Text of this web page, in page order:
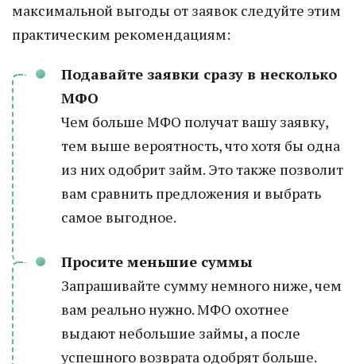
максимальной выгоды от заявок следуйте этим
практическим рекомендациям:
Подавайте заявки сразу в несколько
МФО
Чем больше МФО получат вашу заявку,
тем выше вероятность, что хотя бы одна
из них одобрит займ. Это также позволит
вам сравнить предложения и выбрать
самое выгодное.
Просите меньшие суммы
Запрашивайте сумму немного ниже, чем
вам реально нужно. МФО охотнее
выдают небольшие займы, а после
успешного возврата одобрят больше.